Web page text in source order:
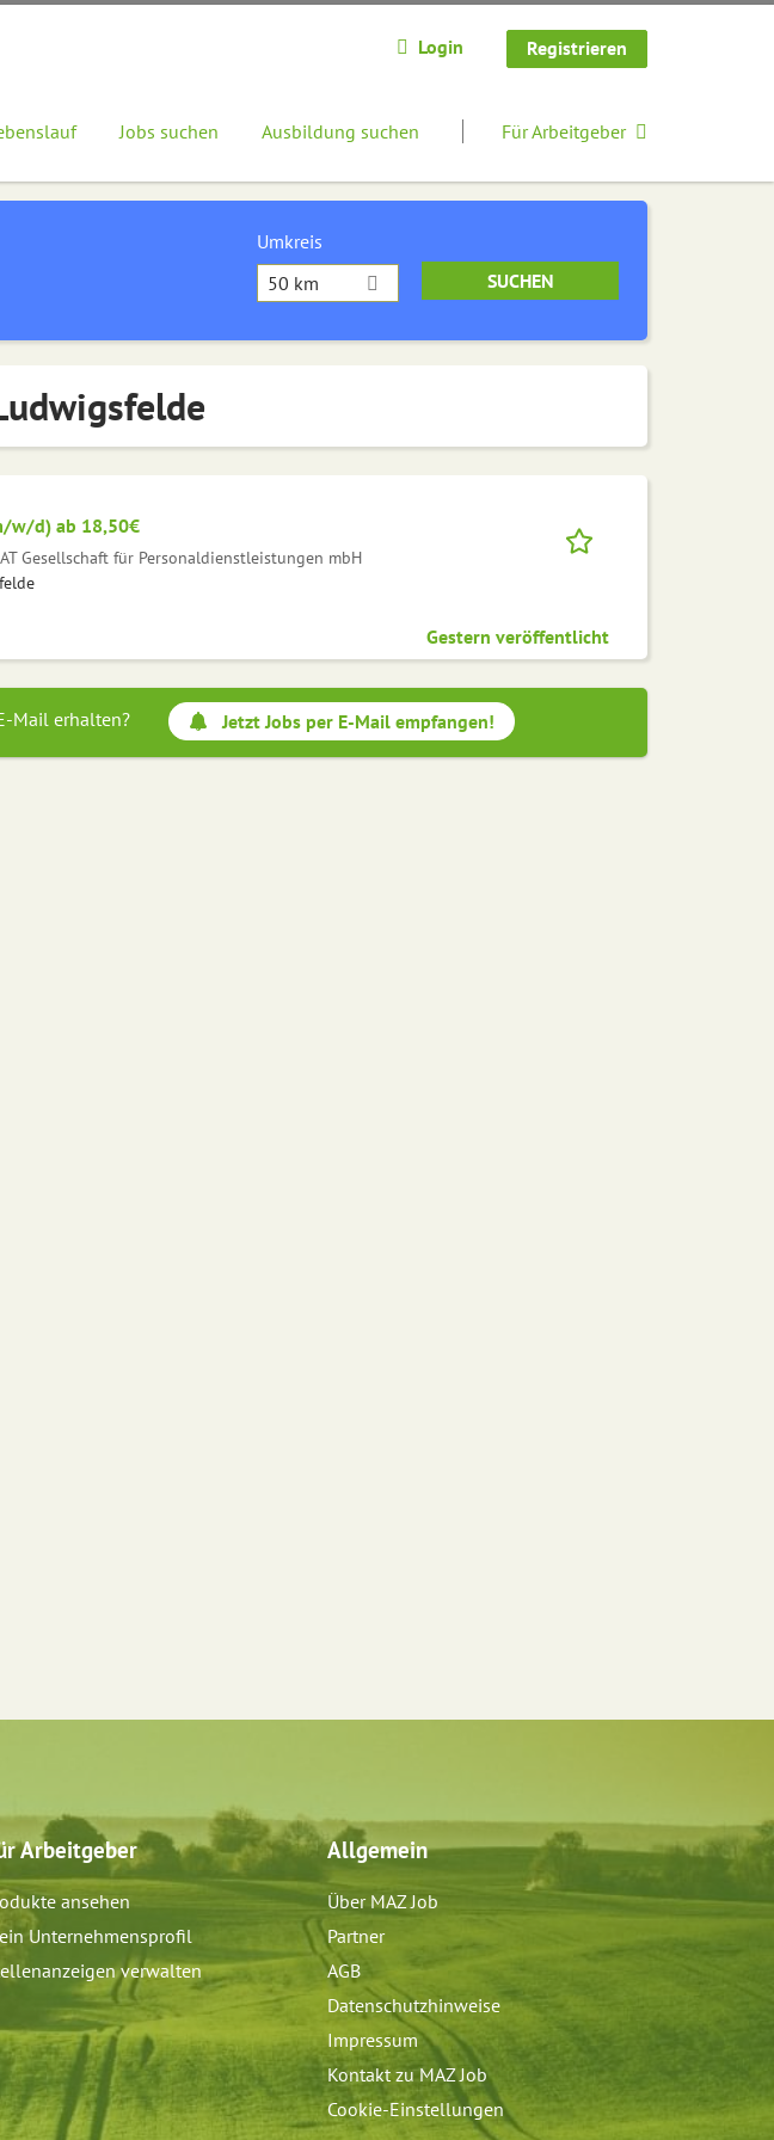
Login Registrieren
Jobs suchen Ausbildung suchen Für Arbeitgeber
Umkreis
50 km
w/d) ab 18,50€
Gesellschaft für Personaldienstleistungen mbH
Gestern veröffentlicht
Mail erhalten? Jetzt Jobs per E-Mail empfangen!
Arbeitgeber
ansehen
Unternehmensprofil
verwalten
Allgemein
Über MAZ Job
Partner
AGB
Datenschutzhinweise
Impressum
Kontakt zu MAZ Job
Cookie-Einstellungen